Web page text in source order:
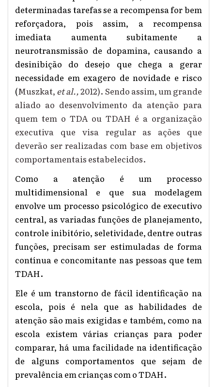
determinadas tarefas se a recompensa for bem
reforçadora, pois assim, a recompensa
imediata aumenta subitamente a
neurotransmissão de dopamina, causando a
desinibição do desejo que chega a gerar
necessidade em exagero de novidade e risco
(Muszkat, et al.,2012). Sendo assim, um grande
aliado ao desenvolvimento da atenção para
quem tem o TDA ou TDAH é a organização
executiva que visa regular as ações que
deverão ser realizadas com base em objetivos
comportamentais estabelecidos.
Como a atenção é um processo
multidimensional e que sua modelagem
envolve um processo psicológico de executivo
central, as variadas funções de planejamento,
controle inibitório, seletividade, dentre outras
funções, precisam ser estimuladas de forma
contínua e concomitante nas pessoas que tem
TDAH.
Ele é um transtorno de fácil identificação na
escola, pois é nela que as habilidades de
atenção são mais exigidas e também, como na
escola existem várias crianças para poder
comparar, há uma facilidade na identificação
de alguns comportamentos que sejam de
prevalência em crianças com o TDAH.